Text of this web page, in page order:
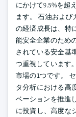
にかけて9.5%を超
ます。 石油およ
の経済成長は、特
能安全企業のため
されている安全基
つ重視しています
市場の1つです。
タ分析における高
ベーションを推進
に投資し、高度な